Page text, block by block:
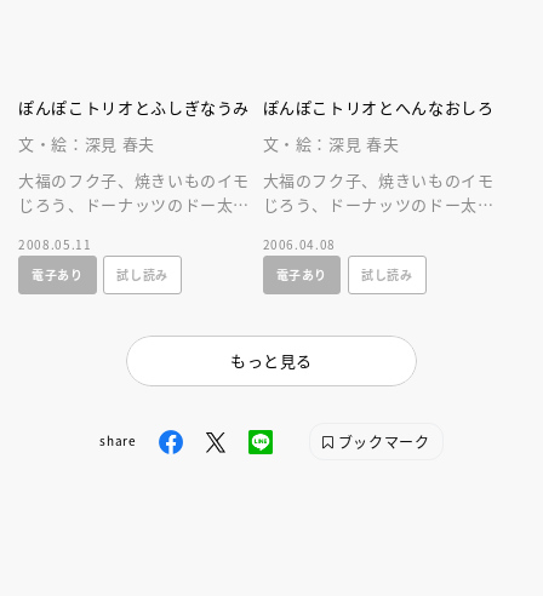
ぽんぽこトリオとふしぎなうみ
文・絵：深見 春夫
大福のフク子、焼きいものイモ
じろう、ドーナッツのドー太は
か。ひとり読みに最適。＜小学
１年生から＞
2008.05.11
電子あり
試し読み
ぽんぽこトリオとへんなおしろ
文・絵：深見 春夫
大福のフク子、焼きいものイモ
じろう、ドーナッツのドー太が
とり読みにぴったりです＜小学
１年生から＞
2006.04.08
電子あり
試し読み
もっと見る
share ブックマーク